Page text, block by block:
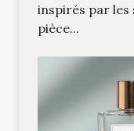
inspirés par les
pièce...